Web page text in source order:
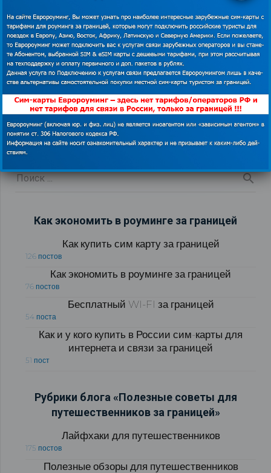
Могут ли перенести сроки по отмене роуминга в
России снова?
14.10.2017
Как экономить в роуминге за границей
Как купить сим карту за границей
126 постов
Как экономить в роуминге за границей
76 постов
Бесплатный WI-FI за границей
54 поста
Как и у кого купить в России сим-карты для
интернета и связи за границей
51 пост
Рубрики блога «Полезные советы для
путешественников за границей»
Лайфхаки для путешественников
175 постов
Полезные обзоры для путешественников